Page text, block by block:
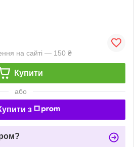
на сайті — 150 ₴
Купити
або
з